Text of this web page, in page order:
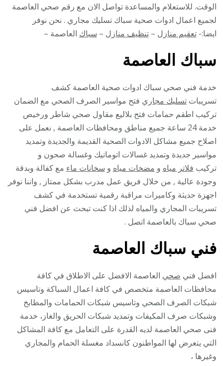
الوقت. للاستعلام والمساعدة تواصل الان مع رقم صحي العاصمة
لجميع اعمال ادوات صحية سباك تسليك مجاري . نحن نوفر
ايضا:-تعقيم منازل –تنظيف منازل – سباك العاصمة –
سباك العاصمة
خدمة فني صحي سباك ادوات صحية العاصمة كشف
تسريباتتسليك مجاري فتح مواسير الصرف الصحي مع الضمان
تركيب اطقم حمامات فتح بلاليع مقاول صحي شاطر ورخيص
خدمة 24 ساعة جميع مناطق ومحافظات العاصمة , نعمل على
اصلاح جميع مشاكل الادوات الصحية القديمة والجديدة وتمديد
مواسير جديدة وتمديد غسالات اتوماتيك وغسالة صحون و
تركيب فلاتر مياه و مضخات مياه و سخانات ماء مع كفالة وبدقة
وجودة عالية , من خلال فريق عمل مدرب بشكل ممتاز , واننا نوفر
اجهزة حديثة وكاميرات مراقبة رقمية تستخدمة في كشف
تسريبات المجاري والمياه لذلك اذا كنت تبحث عن افضل فني
صحي سباك بالعاصمة اتصل .
فني سباك العاصمة
افضل فني صحي العاصمة الافضل على الاطلاق في كافة
محافظات العاصمة متخصص في كافة اعمال السباكة وتاسيس
شبكات الصرف الصحي وتاسيس شبكات الحمامات والمطابخ
وشبكات صرف المكيفات وتمديد شبكات الحريق والغاز، خدمة
فنى صحي العاصمة لديه القدرة على التعامل مع كافة المشاكل
التي يتعرض لها المواطنون كانسداد مغسلة الحمام والمجاري
وغيرها ،